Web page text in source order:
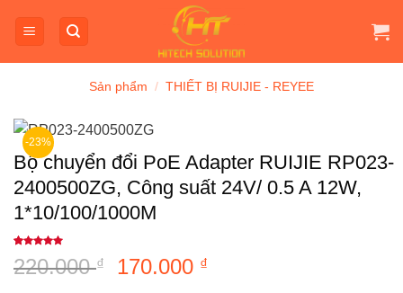
qua
Sản phẩm / THIẾT BỊ RUIJIE - REYEE
-23%
Bộ chuyển đổi PoE Adapter RUIJIE RP023-
2400500ZG, Công suất 24V/ 0.5 A 12W,
1*10/100/1000M
dựa trên
đánh giá
220.000₫
Giá
170.000 ₫